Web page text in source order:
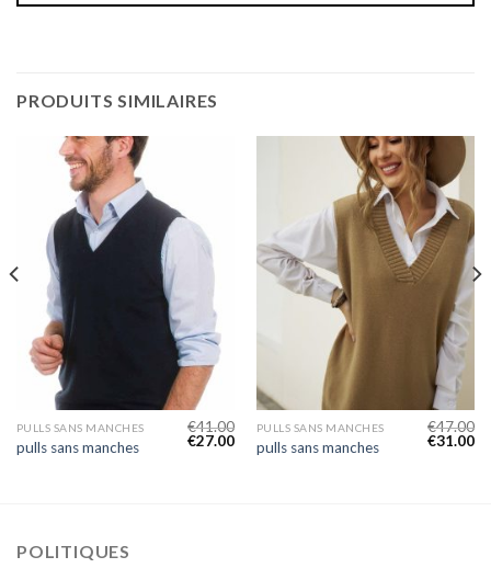
PRODUITS SIMILAIRES
PULLS SANS MANCHES
pulls sans manches
€41.00
€27.00
PULLS SANS MANCHES
pulls sans manches
€47.00
€31.00
POLITIQUES